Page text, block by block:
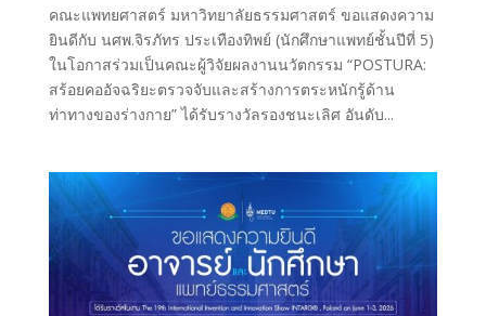
คณะแพทยศาสตร์ มหาวิทยาลัยธรรมศาสตร์ ขอแสดงความ
ยินดีกับ นศพ.จิรภัทร ประเทืองทิพย์ (นักศึกษาแพทย์ชั้นปีที่ 5)
ในโอกาสร่วมเป็นคณะผู้วิจัยผลงานนวัตกรรม “POSTURA:
สร้อยคออัจฉริยะตรวจจับและสร้างการตระหนักรู้ด้าน
ท่าทางของร่างกาย” ได้รับรางวัลรองชนะเลิศ อันดับ...